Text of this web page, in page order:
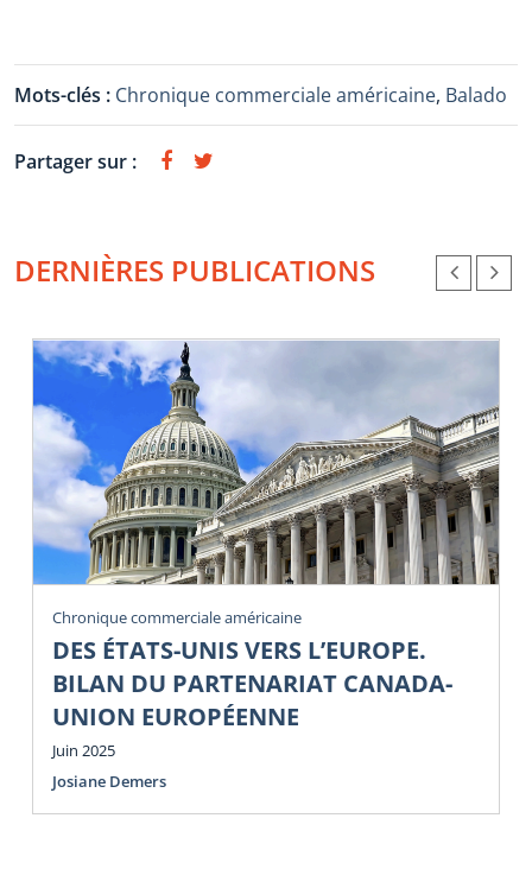
Mots-clés : Chronique commerciale américaine, Balado
Partager sur :
DERNIÈRES PUBLICATIONS
Chronique commerciale américaine
DES ÉTATS-UNIS VERS L’EUROPE.
BILAN DU PARTENARIAT CANADA-
UNION EUROPÉENNE
Juin 2025
Josiane Demers